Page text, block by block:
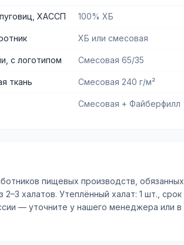
ХАССП 100% ХБ
ХБ или смесовая
с логотипом Смесовая 65/35
ткань Смесовая 240 г/м²
Смесовая + Файберфилл
пищевых производств, обязанных
халатов. Утеплённый халат: 1 шт., срок
— уточните у нашего менеджера или в